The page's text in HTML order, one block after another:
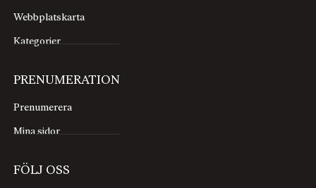
Webbplatskarta
Kategorier
PRENUMERATION
Prenumerera
Mina sidor
FÖLJ OSS